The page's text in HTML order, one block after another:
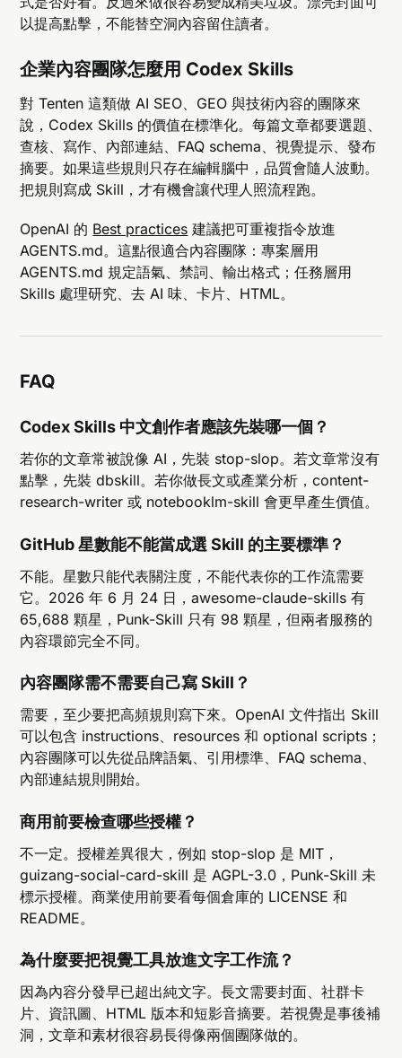
以提高點擊，不能替空洞內容留住讀者。
企業內容團隊怎麼用 Codex Skills
對 Tenten 這類做 AI SEO、GEO 與技術內容的團隊來
說，Codex Skills 的價值在標準化。每篇文章都要選題、
查核、寫作、內部連結、FAQ schema、視覺提示、發布
摘要。如果這些規則只存在編輯腦中，品質會隨人波動。
把規則寫成 Skill，才有機會讓代理人照流程跑。
OpenAI 的 Best practices 建議把可重複指令放進
AGENTS.md。這點很適合內容團隊：專案層用
AGENTS.md 規定語氣、禁詞、輸出格式；任務層用
Skills 處理研究、去 AI 味、卡片、HTML。
FAQ
Codex Skills 中文創作者應該先裝哪一個？
若你的文章常被說像 AI，先裝 stop-slop。若文章常沒有
點擊，先裝 dbskill。若你做長文或產業分析，content-
research-writer 或 notebooklm-skill 會更早產生價值。
GitHub 星數能不能當成選 Skill 的主要標準？
不能。星數只能代表關注度，不能代表你的工作流需要
它。2026 年 6 月 24 日，awesome-claude-skills 有
65,688 顆星，Punk-Skill 只有 98 顆星，但兩者服務的
內容環節完全不同。
內容團隊需不需要自己寫 Skill？
需要，至少要把高頻規則寫下來。OpenAI 文件指出 Skill
可以包含 instructions、resources 和 optional scripts；
內容團隊可以先從品牌語氣、引用標準、FAQ schema、
內部連結規則開始。
商用前要檢查哪些授權？
不一定。授權差異很大，例如 stop-slop 是 MIT，
guizang-social-card-skill 是 AGPL-3.0，Punk-Skill 未
標示授權。商業使用前要看每個倉庫的 LICENSE 和
README。
為什麼要把視覺工具放進文字工作流？
因為內容分發早已超出純文字。長文需要封面、社群卡
片、資訊圖、HTML 版本和短影音摘要。若視覺是事後補
洞，文章和素材很容易長得像兩個團隊做的。